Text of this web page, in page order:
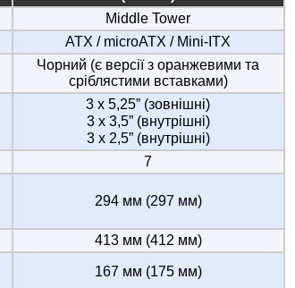
Middle Tower
ATX / microATX / Mini-ITX
Чорний (є версії з оранжевими та
сріблястими вставками)
3 х 5,25” (зовнішні)
3 х 3,5” (внутрішні)
3 х 2,5” (внутрішні)
7
294 мм (297 мм)
413 мм (412 мм)
167 мм (175 мм)